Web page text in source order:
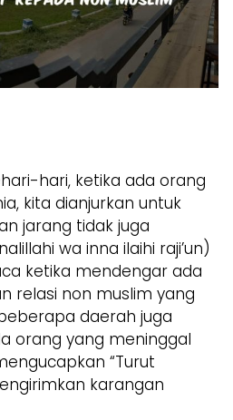
hari, ketika ada orang
kita dianjurkan untuk
jarang tidak juga
wa inna ilaihi raji’un)
ketika mendengar ada
relasi non muslim yang
daerah juga
orang yang meninggal
“Turut
karangan